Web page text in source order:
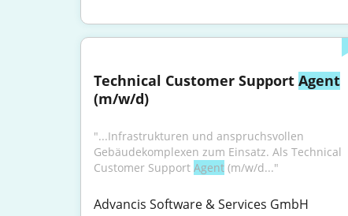
Technical Customer Support Agent
(m/w/d)
"...Infrastrukturen und anspruchsvollen
Gebäudekomplexen zum Einsatz. Als Technical
Customer Support Agent (m/w/d..."
Advancis Software & Services GmbH